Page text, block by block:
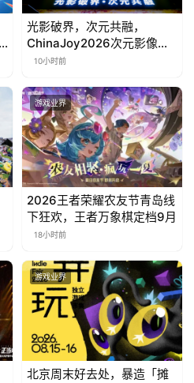
光影破界，次元共融，
ChinaJoy2026次元影像生
态标准化发展大会盛大召开
10小时前
游戏业界
2026王者荣耀农友节青岛线
下狂欢，王者万象棋定档9月
18小时前
游戏业界
北京周末好去处，暴造「摊